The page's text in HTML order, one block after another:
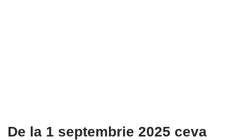
De la 1 septembrie 2025 ceva